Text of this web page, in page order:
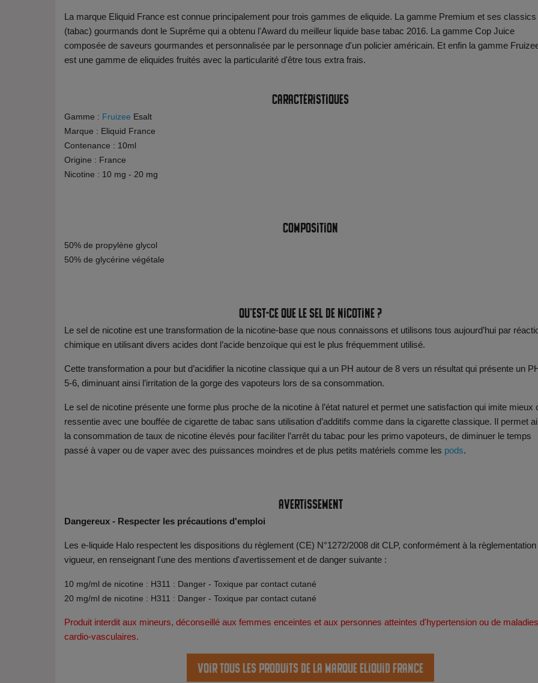
La marque Eliquid France est connue principalement pour trois gammes de eliquide. La gamme Premium et ses classics
(tabac) gourmands dont le Suprême qui a obtenu l'Award du meilleur liquide base tabac 2016. La gamme Cop Juice
composée de saveurs gourmandes et personnalisée par le personnage d'un policier américain. Et enfin la gamme
est une gamme de eliquides fruités avec la particularité d'être tous extra frais.
Caractéristiques
Gamme : Fruizee Esalt
Marque : Eliquid France
Contenance : 10ml
Origine : France
Nicotine : 10 mg - 20 mg
Composition
50% de propylène glycol
50% de glycérine végétale
Qu'est-ce que le sel de nicotine ?
Le sel de nicotine est une transformation de la nicotine-base que nous connaissons et utilisons tous aujourd’hui par
chimique en utilisant divers acides dont l’acide benzoïque qui est le plus fréquemment utilisé.
Cette transformation a pour but d’acidifier la nicotine classique qui a un PH autour de 8 vers un résultat qui présente un
5-6, diminuant ainsi l’irritation de la gorge des vapoteurs lors de sa consommation.
Le sel de nicotine présente une forme plus proche de la nicotine à l’état naturel et permet une satisfaction qui imite mieux
ressentie avec une bouffée de cigarette de tabac sans utilisation d’additifs comme dans la cigarette classique. Il permet
la consommation de taux de nicotine élevés pour faciliter l’arrêt du tabac pour les primo vapoteurs, de diminuer le temps
passé à vaper ou de vaper avec des puissances moindres et de plus petits matériels comme les pods.
Avertissement
Dangereux - Respecter les précautions d'emploi
Les e-liquide Halo respectent les dispositions du règlement (CE) N°1272/2008 dit CLP, conformément à la règlementation
vigueur, en renseignant l'une des mentions d'avertissement et de danger suivante :
10 mg/ml de nicotine : H311 : Danger - Toxique par contact cutané
20 mg/ml de nicotine : H311 : Danger - Toxique par contact cutané
Produit interdit aux mineurs, déconseillé aux femmes enceintes et aux personnes atteintes d'hypertension ou de maladies
cardio-vasculaires.
Voir tous les produits de la marque Eliquid France